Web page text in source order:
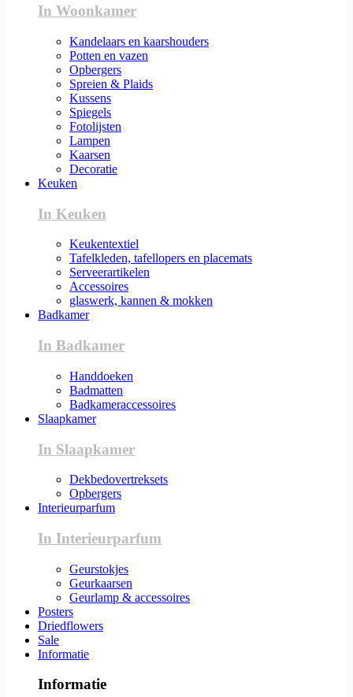
In Woonkamer
Kandelaars en kaarshouders
Potten en vazen
Opbergers
Spreien & Plaids
Kussens
Spiegels
Fotolijsten
Lampen
Kaarsen
Decoratie
Keuken
In Keuken
Keukentextiel
Tafelkleden, tafellopers en placemats
Serveerartikelen
Accessoires
glaswerk, kannen & mokken
Badkamer
In Badkamer
Handdoeken
Badmatten
Badkameraccessoires
Slaapkamer
In Slaapkamer
Dekbedovertreksets
Opbergers
Interieurparfum
In Interieurparfum
Geurstokjes
Geurkaarsen
Geurlamp & accessoires
Posters
Driedflowers
Sale
Informatie
Informatie